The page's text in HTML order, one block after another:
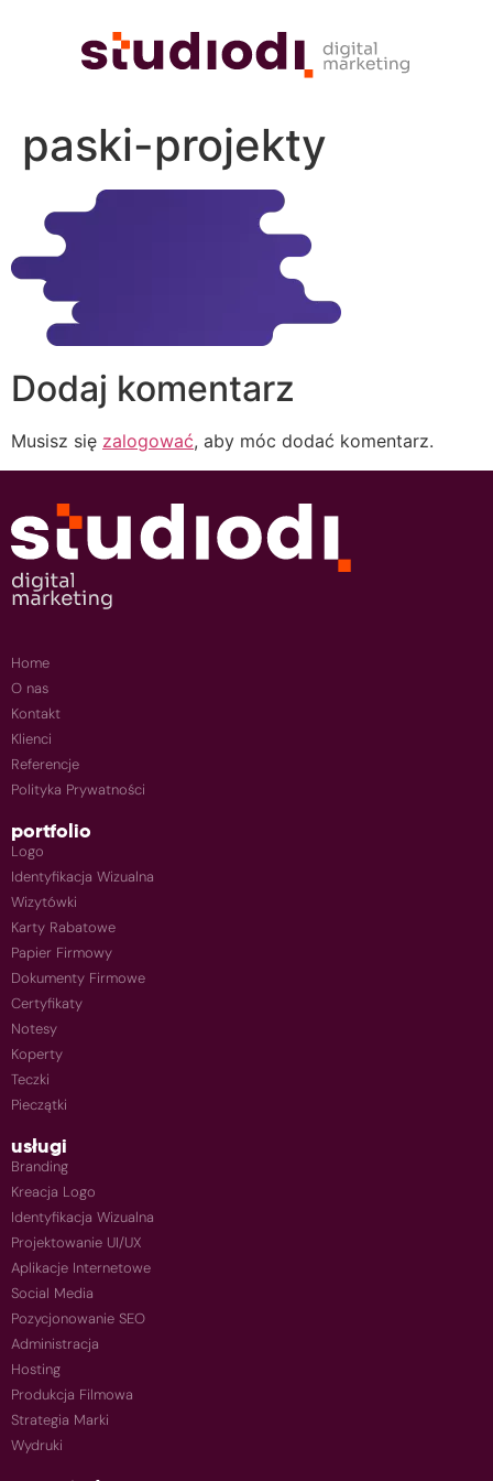
paski-projekty
Dodaj komentarz
Musisz się zalogować, aby móc dodać komentarz.
Home
O nas
Kontakt
Klienci
Referencje
Polityka Prywatności
portfolio
Logo
Identyfikacja Wizualna
Wizytówki
Karty Rabatowe
Papier Firmowy
Dokumenty Firmowe
Certyfikaty
Notesy
Koperty
Teczki
Pieczątki
usługi
Branding
Kreacja Logo
Identyfikacja Wizualna
Projektowanie UI/UX
Aplikacje Internetowe
Social Media
Pozycjonowanie SEO
Administracja
Hosting
Produkcja Filmowa
Strategia Marki
Wydruki